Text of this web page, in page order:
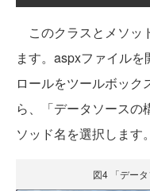
このクラスとメソッ
ます。aspxファイル
ロールをツールボック
ら、「データソースの
ソッド名を選択します。
図4 「デー